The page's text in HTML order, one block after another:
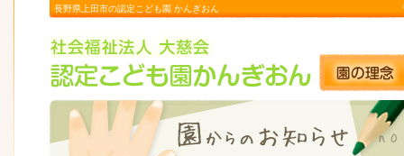
長野県上田市の認定こども園 かんぎおん